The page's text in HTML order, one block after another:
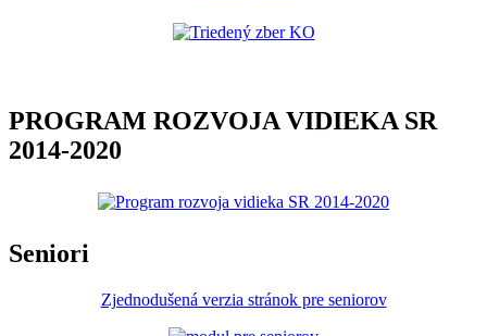
PROGRAM ROZVOJA VIDIEKA SR
2014-2020
Seniori
Zjednodušená verzia stránok pre seniorov